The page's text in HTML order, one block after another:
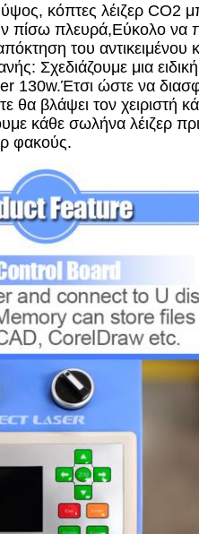
κόπτες λέιζερ CO2
πίσω πλευρά,Εύκολο να
του αντικειμένου
Σχεδιάζουμε μια
130w.Έτσι ώστε να
θα βλάψει τον χειριστή
κάθε σωλήνα λέιζερ
φακούς.